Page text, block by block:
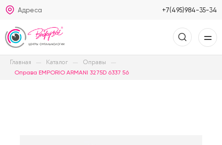
Адреса +7(495)984-35-34
Главная Каталог Оправы
Оправа EMPORIO ARMANI 3275D 6337 56